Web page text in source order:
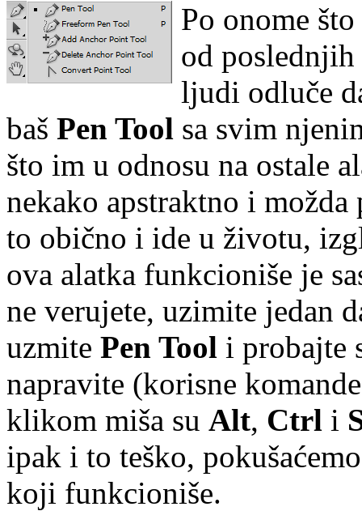
Po onome
od
ljudi odluče
baš Pen Tool sa svim
što im u odnosu na ostale
nekako apstraktno i
to obično i ide u životu,
ova alatka funkcioniše je
ne verujete, uzimite jedan
uzmite Pen Tool i probajte
napravite (korisne
klikom miša su Alt, Ctrl i
ipak i to teško,
koji funkcioniše.